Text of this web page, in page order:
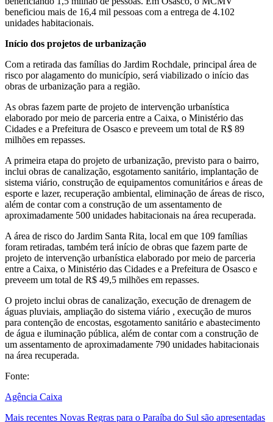
beneficiou mais de 16,4 mil pessoas com a entrega de 4.102
unidades habitacionais.
Início dos projetos de urbanização
Com a retirada das famílias do Jardim Rochdale, principal área de
risco por alagamento do município, será viabilizado o início das
obras de urbanização para a região.
As obras fazem parte de projeto de intervenção urbanística
elaborado por meio de parceria entre a Caixa, o Ministério das
Cidades e a Prefeitura de Osasco e preveem um total de R$ 89
milhões em repasses.
A primeira etapa do projeto de urbanização, previsto para o bairro,
inclui obras de canalização, esgotamento sanitário, implantação de
sistema viário, construção de equipamentos comunitários e áreas de
esporte e lazer, recuperação ambiental, eliminação de áreas de risco,
além de contar com a construção de um assentamento de
aproximadamente 500 unidades habitacionais na área recuperada.
A área de risco do Jardim Santa Rita, local em que 109 famílias
foram retiradas, também terá início de obras que fazem parte de
projeto de intervenção urbanística elaborado por meio de parceria
entre a Caixa, o Ministério das Cidades e a Prefeitura de Osasco e
preveem um total de R$ 49,5 milhões em repasses.
O projeto inclui obras de canalização, execução de drenagem de
águas pluviais, ampliação do sistema viário , execução de muros
para contenção de encostas, esgotamento sanitário e abastecimento
de água e iluminação pública, além de contar com a construção de
um assentamento de aproximadamente 790 unidades habitacionais
na área recuperada.
Fonte:
Agência Caixa
Mais recentes Novas Regras para o Paraíba do Sul são apresentadas